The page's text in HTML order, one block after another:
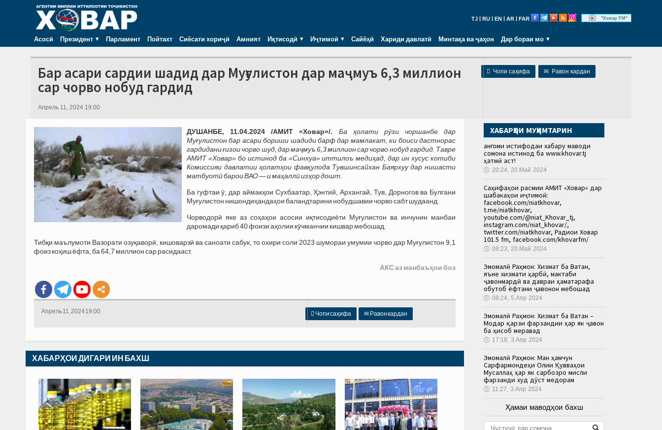
TJ RU EN AR FAR "Ховар FM"
Асосӣ Президент Парламент Пойтахт Сиёсати хориҷӣ Амният Иқтисодӣ Иҷтимоӣ Сайёҳӣ Хариди давлатӣ Минтақа ва ҷаҳон Дар бораи мо
 Чопи саҳифа ✉ Равон кардан
Бар асари сардии шадид дар Муғулистон дар маҷмуъ 6,3 миллион
сар чорво нобуд гардид
Апрель 11, 2024 19:00
ДУШАНБЕ, 11.04.2024 /АМИТ «Ховар»/. Ба ҳолати рӯзи чоршанбе дар
Муғулистон бар асари бориши шадиди барф дар мамлакат, ки боиси дастнорас
гардидани ғизои чорво шуд, дар маҷмуъ 6,3 миллион сар чорво нобуд гардид. Тавре
АМИТ «Ховар» бо истинод ба «Синхуа» иттилоъ медиҳад, дар ин хусус котиби
Комиссияи давлатии ҳолатҳои фавқулода Тувшинсайхан Баярхуу дар нишасти
матбуотӣ барои ВАО — и маҳаллӣ изҳор дошт.
Ба гуфтаи ӯ, дар аймакҳои Сухбаатар, Ҳэнтий, Архангай, Тув, Дорногов ва Булгани
Муғулистон нишондиҳандаҳои баландтарини нобудшавии чорво сабт шудаанд.
Чорводорӣ яке аз соҳаҳои асосии иқтисодиёти Муғулистон ва инчунин манбаи
даромади қариб 40 фоизи аҳолии кӯчманчии кишвар мебошад.
Тибқи маълумоти Вазорати озуқаворӣ, кишоварзӣ ва саноати сабук, то охири соли 2023 шумораи умумии чорво дар Муғулистон 9,1
фоиз коҳиш ёфта, ба 64,7 миллион сар расидааст.
АКС аз манбаъҳои боз
 Чопи саҳифа ✉ Равон кардан
Апрель 11, 2024 19:00
ХАБАРҲОИ ДИГАРИ ИН БАХШ
ХАБАРҲОИ МУҲИМТАРИН
Ҳангоми истифодаи хабару маводи
сомона истинод ба www.khovar.tj
ҳатмӣ аст!
🕔 20:24, 20.Май 2024
Саҳифаҳои расмии АМИТ «Ховар» дар
шабакаҳои иҷтимоӣ:
facebook.com/niatkhovar,
t.me/niatkhovar,
youtube.com/@niat_Khovar_tj,
instagram.com/niat_khovar/,
twitter.com/niatkhovar, Радиои Ховар
101.5 fm, facebook.com/khovarfm/
🕔 08:23, 20.Май 2024
Эмомалӣ Раҳмон: Хизмат ба Ватан,
яъне хизмати ҳарбӣ, мактаби
ҷавонмардӣ ва давраи ҳаматарафа
обутоб ёфтани ҷавонон мебошад
🕔 08:24, 5.Апр 2024
Эмомалӣ Раҳмон: Хизмат ба Ватан –
Модар қарзи фарзандии ҳар як ҷавон
ба ҳисоб меравад
🕔 17:18, 3.Апр 2024
Эмомалӣ Раҳмон: Ман ҳамчун
Сарфармондеҳи Олии Қувваҳои
Мусаллаҳ ҳар як сарбозро мисли
фарзанди худ дӯст медорам
🕔 11:27, 3.Апр 2024
Ҳамаи маводҳои бахш